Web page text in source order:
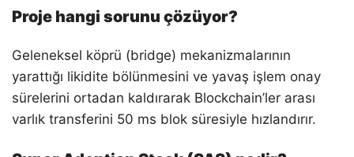
Proje hangi sorunu çözüyor?
Geleneksel köprü (bridge) mekanizmalarının
yarattığı likidite bölünmesini ve yavaş işlem onay
sürelerini ortadan kaldırarak Blockchain’ler arası
varlık transferini 50 ms blok süresiyle hızlandırır.